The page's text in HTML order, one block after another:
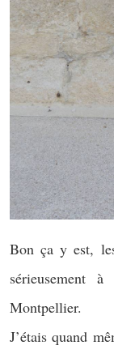
Bon ça y est,
sérieusement
Montpellier.
J’étais quand